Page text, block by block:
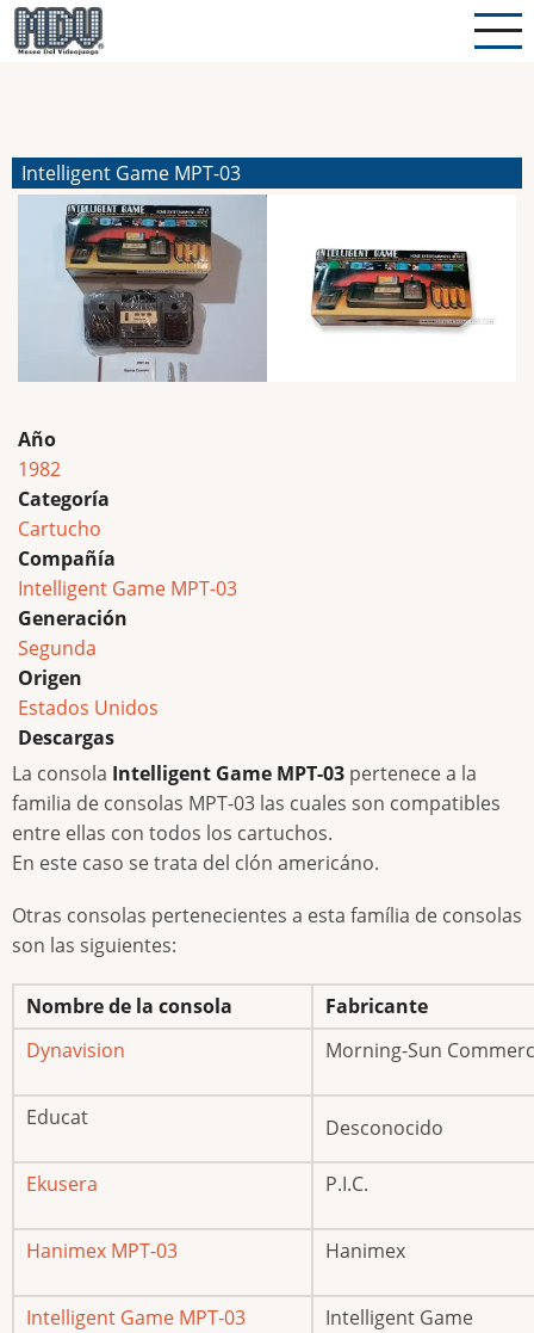
Pasar
al
Intelligent Game MPT-03
Año
1982
Categoría
Cartucho
Compañía
Intelligent Game MPT-03
Generación
Segunda
Origen
Estados Unidos
Descargas
La consola Intelligent Game MPT-03 pertenece a la
familia de consolas MPT-03 las cuales son compatibles
entre ellas con todos los cartuchos.
En este caso se trata del clón americáno.
Otras consolas pertenecientes a esta família de consolas
son las siguientes:
Nombre de la consola
Fabricante
Dynavision
Morning-Sun
Educat Desconocido
Ekusera P.I.C.
Hanimex MPT-03 Hanimex
Intelligent Game MPT-03 Intelligent Game